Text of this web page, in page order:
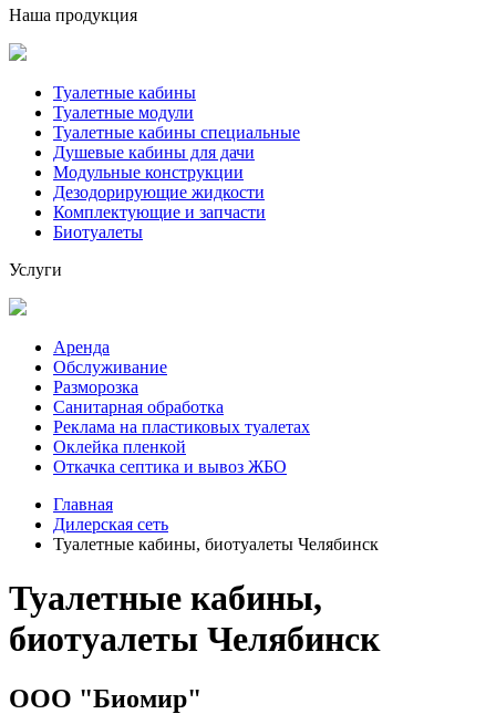
Наша продукция
Туалетные кабины
Туалетные модули
Туалетные кабины специальные
Душевые кабины для дачи
Модульные конструкции
Дезодорирующие жидкости
Комплектующие и запчасти
Биотуалеты
Услуги
Аренда
Обслуживание
Разморозка
Санитарная обработка
Реклама на пластиковых туалетах
Оклейка пленкой
Откачка септика и вывоз ЖБО
Главная
Дилерская сеть
Туалетные кабины, биотуалеты Челябинск
Туалетные кабины,
биотуалеты Челябинск
ООО "Биомир"